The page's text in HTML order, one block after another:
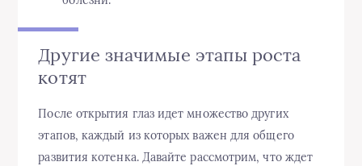
Другие значимые этапы роста
котят
После открытия глаз идет множество других
этапов, каждый из которых важен для общего
развития котенка. Давайте рассмотрим, что ждет